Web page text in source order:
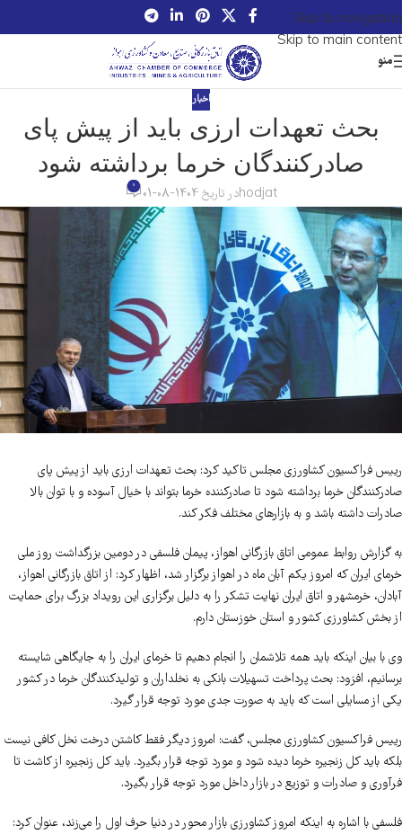
Skip to navigation
Skip to main content
منو
اخبار
بحث تعهدات ارزی باید از پیش پای
صادرکنندگان خرما برداشته شود
hodjatدر تاریخ 1404-08-01 0
رییس فراکسیون کشاورزی مجلس تاکید کرد: بحث تعهدات ارزی باید از پیش پای
صادرکنندگان خرما برداشته شود تا صادرکننده خرما بتواند با خیال آسوده و با توان بالا
صادرات داشته باشد و به بازارهای مختلف فکر کند.
به گزارش روابط عمومی اتاق بازرگانی اهواز، پیمان فلسفی در دومین بزرگداشت روز ملی
خرمای ایران که امروز یکم آبان ماه در اهواز برگزار شد، اظهار کرد: از اتاق بازرگانی اهواز،
آبادان، خرمشهر و اتاق ایران نهایت تشکر را به دلیل برگزاری این رویداد بزرگ برای حمایت
از بخش کشاورزی کشور و استان خوزستان دارم.
وی با بیان اینکه باید همه تلاشمان را انجام دهیم تا خرمای ایران را به جایگاهی شایسته
برسانیم، افزود: بحث پرداخت تسهیلات بانکی به نخلداران و تولیدکنندگان خرما در کشور
یکی از مسایلی است که باید به صورت جدی مورد توجه قرار گیرد.
رییس فراکسیون کشاورزی مجلس، گفت: امروز دیگر فقط کاشتن درخت نخل کافی نیست
بلکه باید کل زنجیره خرما دیده شود و مورد توجه قرار بگیرد. باید کل زنجیره از کاشت تا
فرآوری و صادرات و توزیع در بازار داخل مورد توجه قرار بگیرد.
فلسفی با اشاره به اینکه امروز کشاورزی بازار محور در دنیا حرف اول را می‌زند، عنوان کرد: